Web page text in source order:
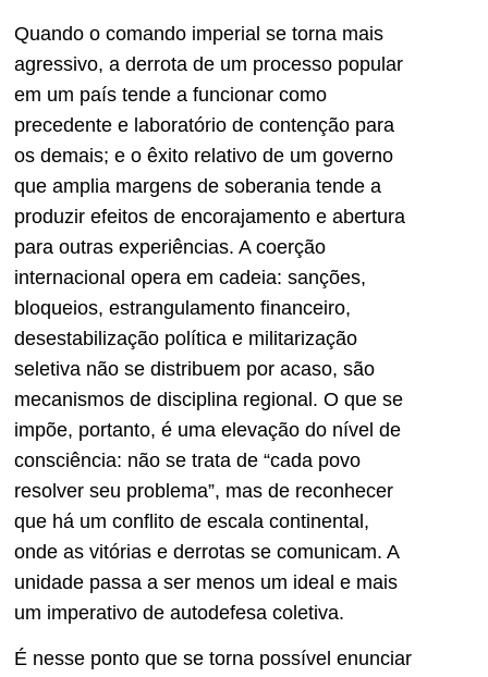
Quando o comando imperial se torna mais
agressivo, a derrota de um processo popular
em um país tende a funcionar como
precedente e laboratório de contenção para
os demais; e o êxito relativo de um governo
que amplia margens de soberania tende a
produzir efeitos de encorajamento e abertura
para outras experiências. A coerção
internacional opera em cadeia: sanções,
bloqueios, estrangulamento financeiro,
desestabilização política e militarização
seletiva não se distribuem por acaso, são
mecanismos de disciplina regional. O que se
impõe, portanto, é uma elevação do nível de
consciência: não se trata de “cada povo
resolver seu problema”, mas de reconhecer
que há um conflito de escala continental,
onde as vitórias e derrotas se comunicam. A
unidade passa a ser menos um ideal e mais
um imperativo de autodefesa coletiva.
É nesse ponto que se torna possível enunciar